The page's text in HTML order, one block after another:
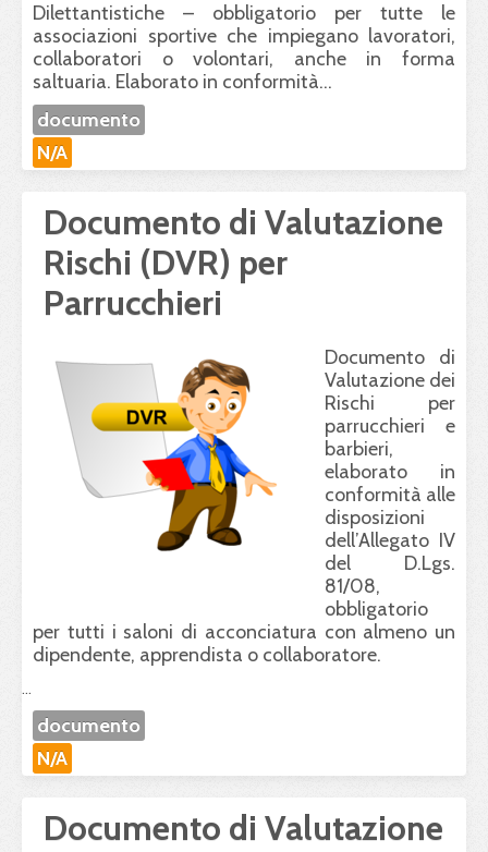
Dilettantistiche – obbligatorio per tutte le
associazioni sportive che impiegano lavoratori,
collaboratori o volontari, anche in forma
saltuaria. Elaborato in conformità...
documento
N/A
Documento di Valutazione
Rischi (DVR) per
Parrucchieri
Documento di
Valutazione dei
Rischi per
parrucchieri e
barbieri,
elaborato in
conformità alle
disposizioni
dell’Allegato IV
del D.Lgs.
81/08,
obbligatorio
per tutti i saloni di acconciatura con almeno un
dipendente, apprendista o collaboratore.
...
documento
N/A
Documento di Valutazione